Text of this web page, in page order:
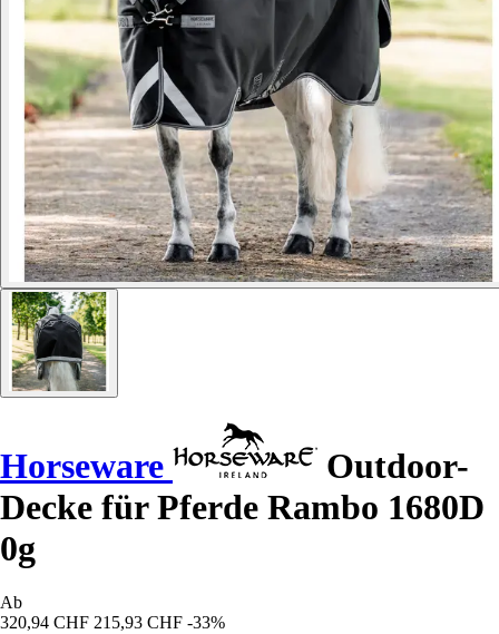
Horseware
Outdoor-
Decke für Pferde Rambo 1680D
0g
Ab
320,94 CHF 215,93 CHF -33%